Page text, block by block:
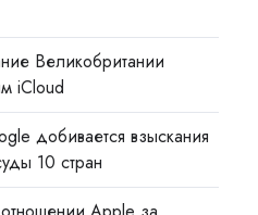
Великобритании
iCloud
добивается взыскания
10 стран